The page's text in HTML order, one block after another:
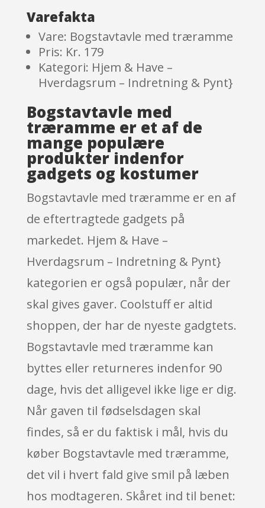
er
Varefakta
Vare: Bogstavtavle med træramme
Pris: Kr. 179
Kategori: Hjem & Have –
Hverdagsrum – Indretning & Pynt}
Bogstavtavle med
træramme er et af de
mange populære
produkter indenfor
gadgets og kostumer
Bogstavtavle med træramme er en af
de eftertragtede gadgets på
markedet. Hjem & Have –
Hverdagsrum – Indretning & Pynt}
kategorien er også populær, når der
skal gives gaver. Coolstuff er altid
shoppen, der har de nyeste gadgtets.
Bogstavtavle med træramme kan
byttes eller returneres indenfor 90
dage, hvis det alligevel ikke lige er dig.
Når gaven til fødselsdagen skal
findes, så er du faktisk i mål, hvis du
køber Bogstavtavle med træramme,
det vil i hvert fald give smil på læben
hos modtageren. Skåret ind til benet: